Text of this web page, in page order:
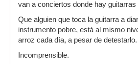
van a conciertos donde hay
Que alguien que toca la guitarra a
instrumento pobre, está al mismo
arroz cada día, a pesar de detestarlo.
Incomprensible.